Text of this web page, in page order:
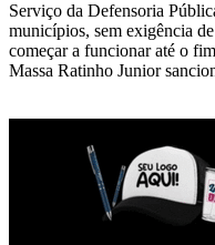
Serviço da Defensoria
municípios, sem exigência
começar a funcionar até o
Massa Ratinho Junior